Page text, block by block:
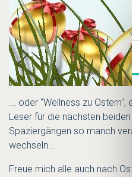
... oder "Wellness zu Ostern",
Leser für die nächsten beiden
Spaziergängen so manch
wechseln...
Freue mich alle auch nach